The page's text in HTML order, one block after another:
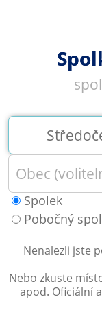
Spolek
Pobočný
Nenalezli jste
Nebo zkuste
apod. Oficiální